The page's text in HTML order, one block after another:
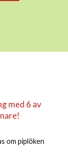
med 6 av
om piplöken